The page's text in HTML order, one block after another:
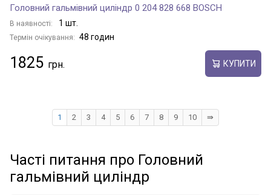
Головний гальмівний циліндр 0 204 828 668 BOSCH
В наявності: 1 шт.
Термін очікування: 48 годин
1825 КУПИТИ
1 2 3 4 5 6 7 8 9 10 ⇛
Часті питання про Головний
гальмівний циліндр